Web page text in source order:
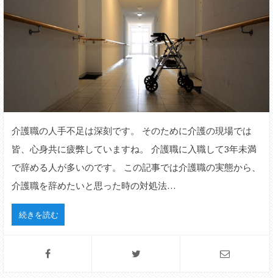
介護職の人手不足は深刻です。 そのために介護の現場では
皆、心身共に疲弊していますね。 介護職に入職して3年未満
で辞める人が多いのです。 この記事では介護職の実態から、
介護職を辞めたいと思った時の対処法…
続きを読む